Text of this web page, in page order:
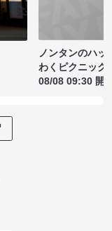
ノンタンのハッ
わくピクニック
08/08 09:30 開